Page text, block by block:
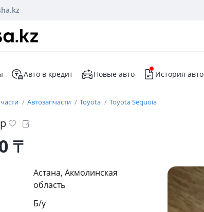
Авто в кредит Новые авто История авто
Автозапчасти Toyota Toyota Sequoia
₸
Астана, Акмолинская
область
Б/y